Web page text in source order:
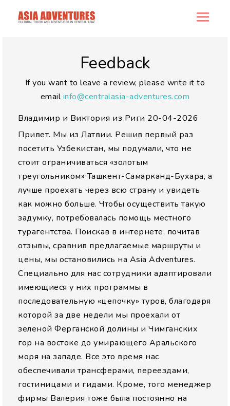
allreview
Feedback
If you want to leave a review, please write it to
emailinfo@centralasia-adventures.com
Владимир и Виктория из Риги 20-04-2026
Привет. Мы из Латвии. Решив первый раз
посетить Узбекистан, мы подумали, что не
стоит ограничиваться «золотым
треугольником» Ташкент-Самарканд-Бухара, а
лучше проехать через всю страну и увидеть
как можно больше. Чтобы осуществить такую
задумку, потребовалась помощь местного
турагентства. Поискав в интернете, почитав
отзывы, сравнив предлагаемые маршруты и
цены, мы остановились на Asia Adventures.
Специально для нас сотрудники адаптировали
имеющиеся у них программы в
последовательную «цепочку» туров, благодаря
которой за две недели мы проехали от
зеленой Ферганской долины и Чимганских
гор на востоке до умирающего Аральского
моря на западе. Все это время нас
обеспечивали трансферами, переездами,
гостиницами и гидами. Кроме, того менеджер
фирмы Валерия тоже была постоянно на